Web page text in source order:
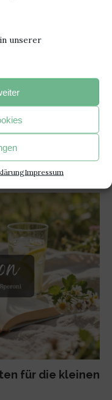
unserer
Impressum
hast und beginnst, den
hat das Buch seinen
–
für die kleinen